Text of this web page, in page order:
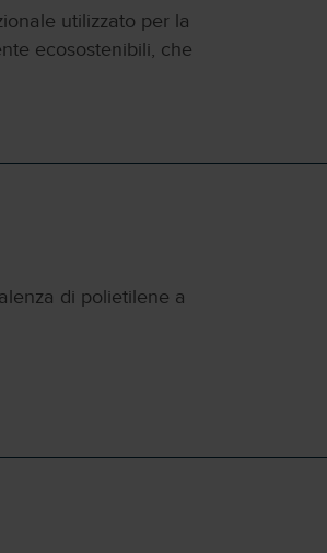
utilizzato per la
ecosostenibili, che
di polietilene a